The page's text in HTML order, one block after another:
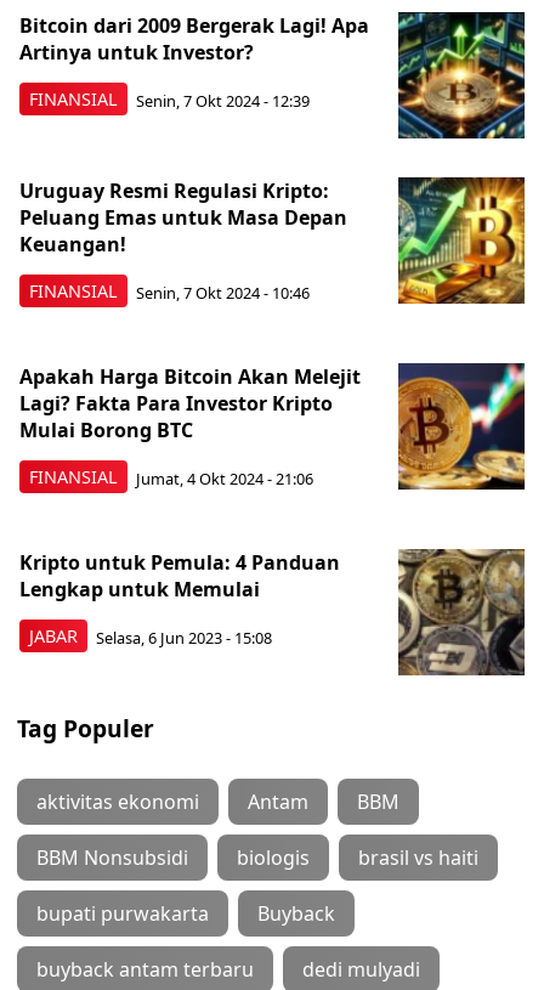
FINANSIAL
Bitcoin dari 2009 Bergerak Lagi! Apa
Artinya untuk Investor?
Senin, 7 Okt 2024 - 12:39
FINANSIAL
Uruguay Resmi Regulasi Kripto:
Peluang Emas untuk Masa Depan
Keuangan!
Senin, 7 Okt 2024 - 10:46
FINANSIAL
Apakah Harga Bitcoin Akan Melejit
Lagi? Fakta Para Investor Kripto
Mulai Borong BTC
Jumat, 4 Okt 2024 - 21:06
JABAR
Kripto untuk Pemula: 4 Panduan
Lengkap untuk Memulai
Selasa, 6 Jun 2023 - 15:08
Tag Populer
aktivitas ekonomi Antam BBM
BBM Nonsubsidi biologis brasil vs haiti
bupati purwakarta Buyback
buyback antam terbaru dedi mulyadi